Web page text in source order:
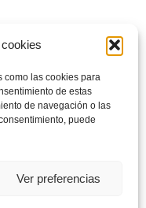
como las cookies para
de estas
de navegación o las
puede
Ver preferencias